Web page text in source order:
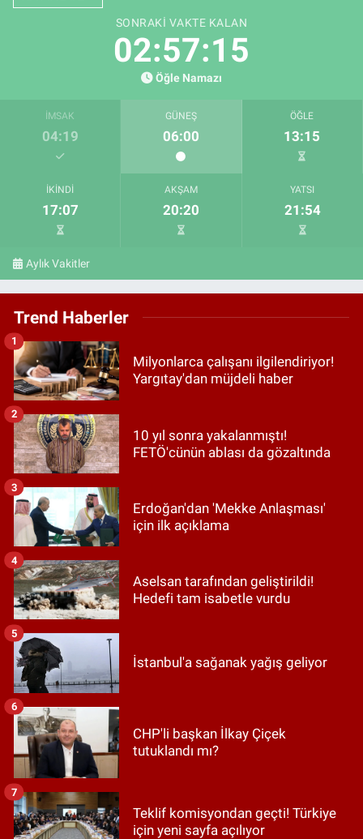
SONRAKI VAKTE KALAN
02:57:14
Öğle Namazı
İMSAK
04:19
GÜNEŞ
06:00
ÖĞLE
13:15
İKINDI
17:07
AKŞAM
20:20
YATSI
21:54
Aylık Vakitler
Trend Haberler
Milyonlarca çalışanı ilgilendiriyor!
Yargıtay'dan müjdeli haber
1
10 yıl sonra yakalanmıştı!
FETÖ'cünün ablası da gözaltında
2
Erdoğan'dan 'Mekke Anlaşması'
için ilk açıklama
3
Aselsan tarafından geliştirildi!
Hedefi tam isabetle vurdu
4
İstanbul'a sağanak yağış geliyor
5
CHP'li başkan İlkay Çiçek
tutuklandı mı?
6
Teklif komisyondan geçti! Türkiye
için yeni sayfa açılıyor
7